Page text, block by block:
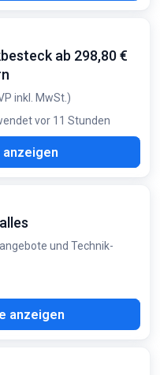
ab 298,80 €
inkl. MwSt.)
vor 11 Stunden
anzeigen
und Technik-
anzeigen